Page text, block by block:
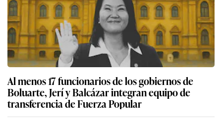
Al menos 17 funcionarios de los gobiernos de
Boluarte, Jerí y Balcázar integran equipo de
transferencia de Fuerza Popular